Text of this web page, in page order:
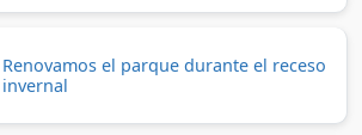
Renovamos el parque durante el receso
invernal